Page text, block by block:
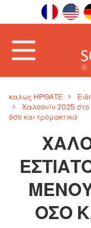
καλως ΗΡΘΑΤΕ
Χαλοουίν 2025 στο
όσο και τρομακτικά
ΌΣΟ